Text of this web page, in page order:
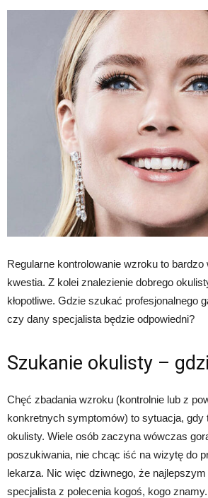
Regularne kontrolowanie wzroku to
kwestia. Z kolei znalezienie dobrego
kłopotliwe. Gdzie szukać profesjonalnego
czy dany specjalista będzie odpowiedni?
Szukanie okulisty –
Chęć zbadania wzroku (kontrolnie lub z
konkretnych symptomów) to sytuacja, gdy
okulisty. Wiele osób zaczyna wówczas
poszukiwania, nie chcąc iść na wizytę do
lekarza. Nic więc dziwnego, że najlepszym
specjalista z polecenia kogoś, kogo